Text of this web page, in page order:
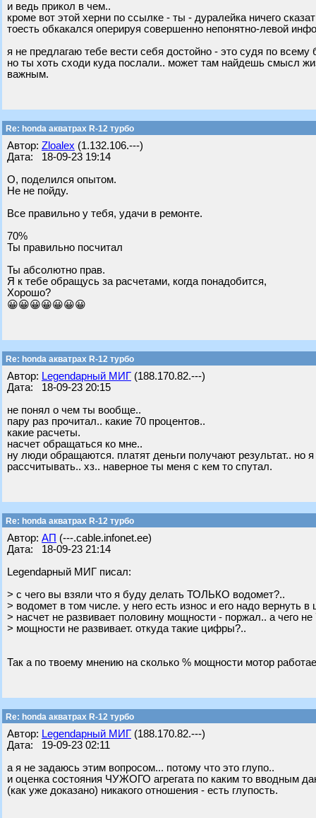
и ведь прикол в чем..
кроме вот этой херни по ссылке - ты - дуралейка ничего
тоесть обкакался оперируя совершенно непонятно-левой
я не предлагаю тебе вести себя достойно - это судя по
но ты хоть сходи куда послали.. может там найдешь смысл
важным.
Re: honda акватрах R-12 турбо
Автор: Zloalex (1.132.106.---)
Дата: 18-09-23 19:14
О, поделился опытом.
Не не пойду.
Все правильно у тебя, удачи в ремонте.
70%
Ты правильно посчитал
Ты абсолютно прав.
Я к тебе обращусь за расчетами, когда понадобится,
Хорошо?
😀😀😀😀😀😀😀
Re: honda акватрах R-12 турбо
Автор: Legendарный МИГ (188.170.82.---)
Дата: 18-09-23 20:15
не понял о чем ты вообще..
пару раз прочитал.. какие 70 процентов..
какие расчеты.
насчет обращаться ко мне..
ну люди обращаются. платят деньги получают результат.. но
рассчитывать.. хз.. наверное ты меня с кем то спутал.
Re: honda акватрах R-12 турбо
Автор: АП (---.cable.infonet.ee)
Дата: 18-09-23 21:14
Legendарный МИГ писал:
> с чего вы взяли что я буду делать ТОЛЬКО водомет?..
> водомет в том числе. у него есть износ и его надо вернуть
> насчет не развивает половину мощности - поржал.. а чего не
> мощности не развивает. откуда такие цифры?..
Так а по твоему мнению на сколько % мощности мотор
Re: honda акватрах R-12 турбо
Автор: Legendарный МИГ (188.170.82.---)
Дата: 19-09-23 02:11
а я не задаюсь этим вопросом... потому что это глупо..
и оценка состояния ЧУЖОГО агрегата по каким то вводным
(как уже доказано) никакого отношения - есть глупость.